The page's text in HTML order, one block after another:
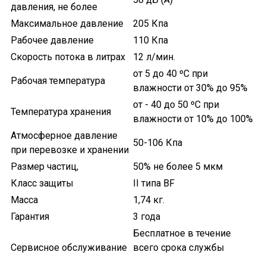
давления, не более
Максимальное давление
205 Кпа
Рабочее давление
110 Кпа
Скорость потока в литрах
12 л/мин.
Рабочая температура
от 5 до 40 ºС при
влажности от 30% до 95%
Температура хранения
от - 40 до 50 ºС при
влажности от 10% до 100%
Атмосферное давление
при перевозке и хранении
50-106 Кпа
Размер частиц,
50% не более 5 мкм
Класс защиты
II типа BF
Масса
1,74 кг.
Гарантия
3 года
Сервисное обслуживание
Бесплатное в течение
всего срока службы
Отправить
Нажимая на кнопку "Отправить" вы
персональных данных